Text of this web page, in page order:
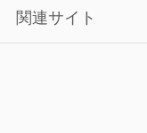
関連サイト